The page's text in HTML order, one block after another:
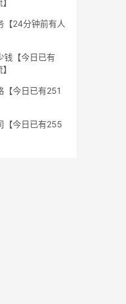
【24分钟前有人
钱【今日已有
【今日已有251
【今日已有255